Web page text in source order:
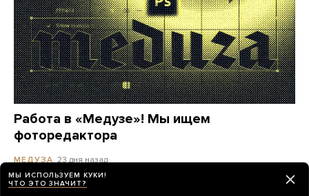
Работа в «Медузе»! Мы ищем
фоторедактора
МЕДУЗА 23 дня назад
МЫ ИСПОЛЬЗУЕМ КУКИ!
ЧТО ЭТО ЗНАЧИТ?